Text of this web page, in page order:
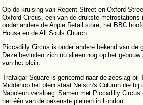
Op de kruising van Regent Street en Oxford
Oxford Circus, een van de drukste metrostations
onder andere de Apple Retail store, het BBC
House en de All Souls Church.
Piccadilly Circus is onder andere bekend van de
Deze bevinden zich nu alleen nog op het
van het plein.
Trafalgar Square is genoemd naar de zeeslag bij
Middenop het plein staat Nelson's Column die bij
Napoleon versloeg. Samen met Piccadilly Circus
het één van de bekenste pleinen in London.